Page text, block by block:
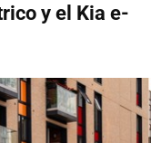
y el Kia e-